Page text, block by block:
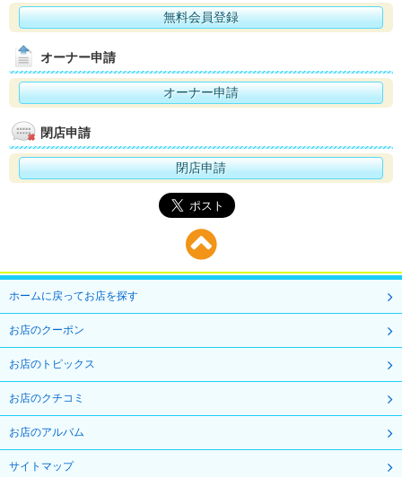
無料会員登録
オーナー申請
オーナー申請
閉店申請
閉店申請
ホームに戻ってお店を探す
お店のクーポン
お店のトピックス
お店のクチコミ
お店のアルバム
サイトマップ